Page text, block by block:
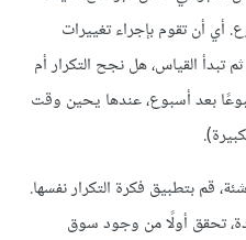
أي أن تقوم بإجراء تغييرات
القياس، هل نجح التكرار أم
بعد أسبوع، عندها يحين وقت
قم بتطبيق فكرة التكرار نفسها.
تحقق أولًا من وجود سوق